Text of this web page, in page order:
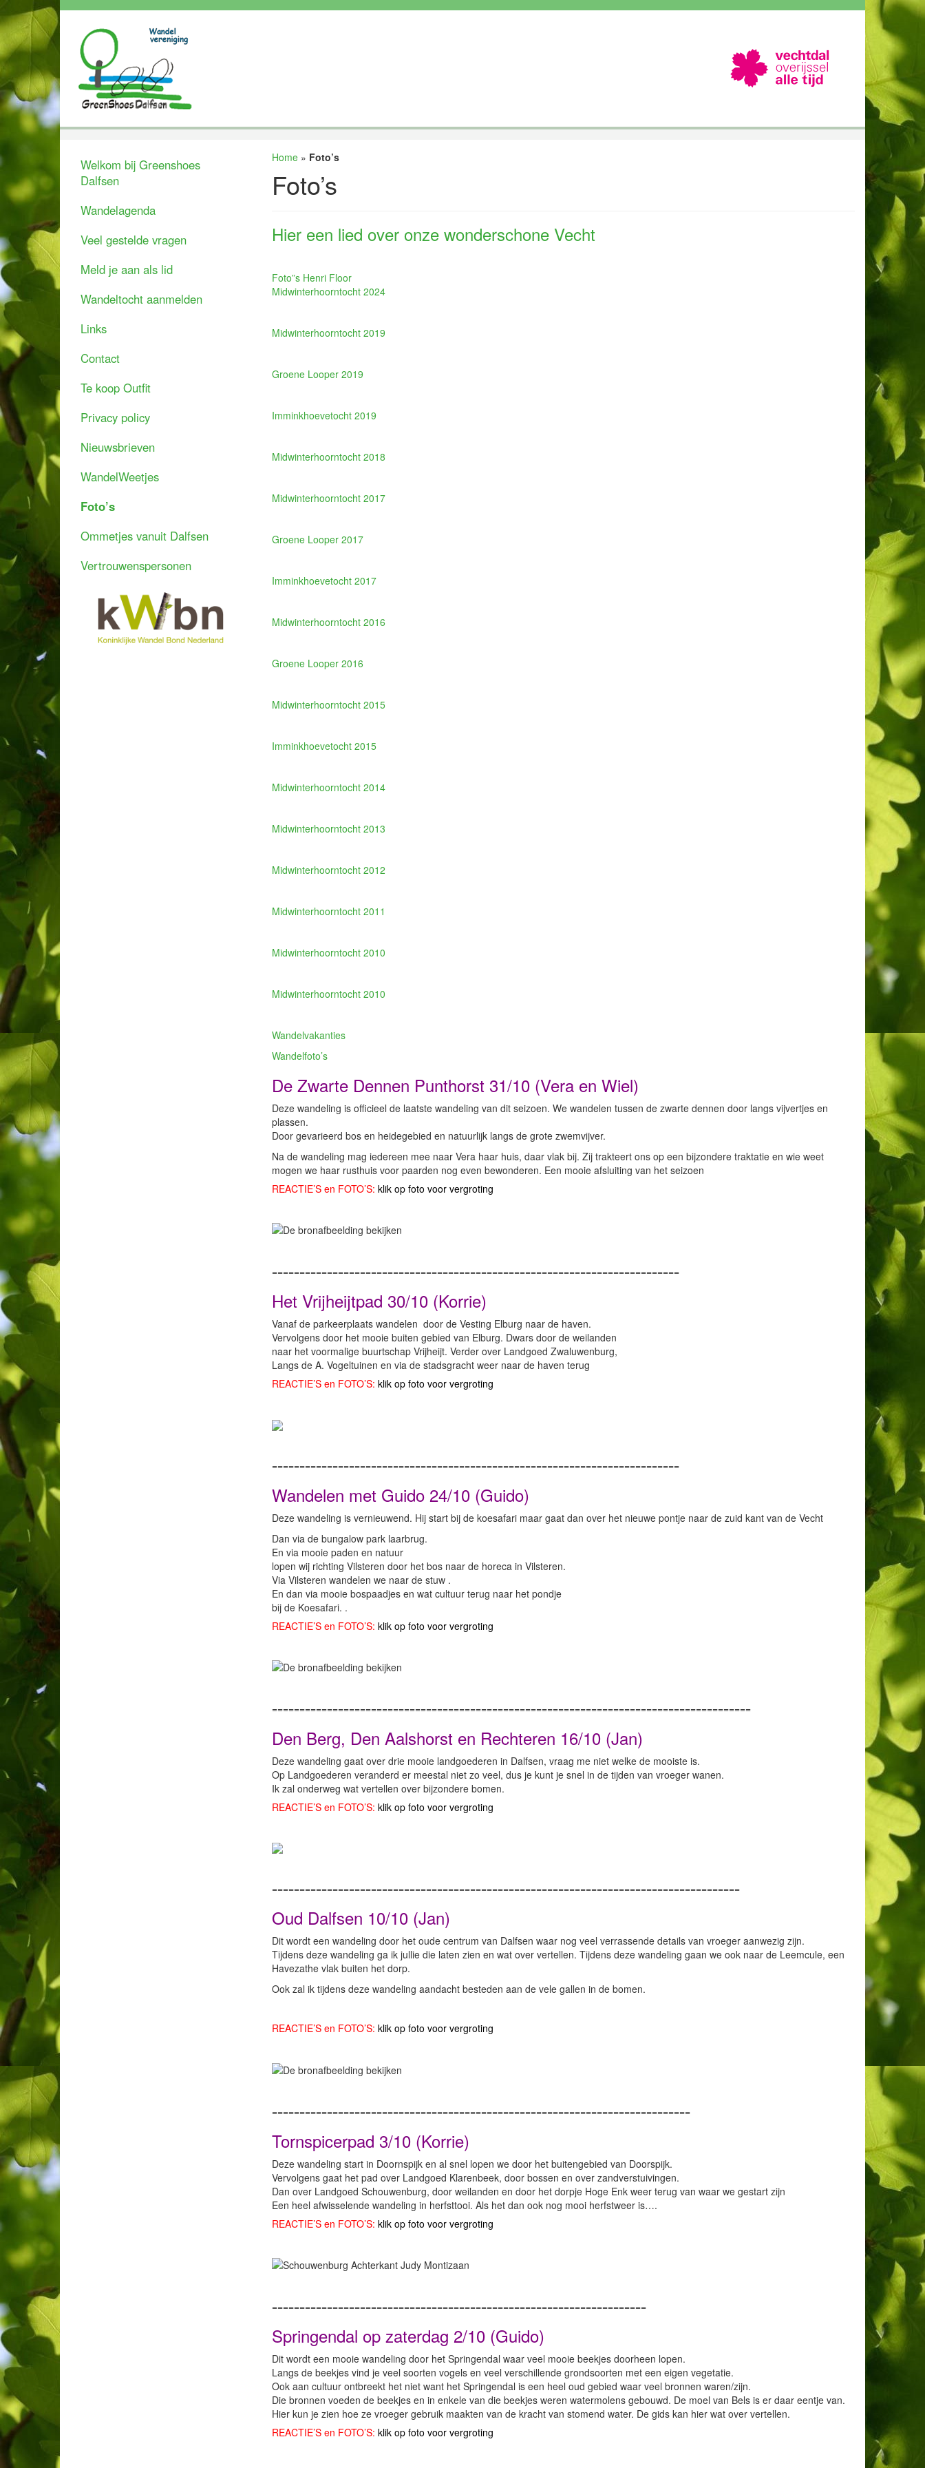
Welkom bij Greenshoes
Dalfsen
Wandelagenda
Veel gestelde vragen
Meld je aan als lid
Wandeltocht aanmelden
Links
Contact
Te koop Outfit
Privacy policy
Nieuwsbrieven
WandelWeetjes
Foto’s
Ommetjes vanuit Dalfsen
Vertrouwenspersonen
Home» Foto’s
Foto’s
Hier een lied over onze wonderschone Vecht
Foto”s Henri Floor
Midwinterhoorntocht 2024
Midwinterhoorntocht 2019
Groene Looper 2019
Imminkhoevetocht 2019
Midwinterhoorntocht 2018
Midwinterhoorntocht 2017
Groene Looper 2017
Imminkhoevetocht 2017
Midwinterhoorntocht 2016
Groene Looper 2016
Midwinterhoorntocht 2015
Imminkhoevetocht 2015
Midwinterhoorntocht 2014
Midwinterhoorntocht 2013
Midwinterhoorntocht 2012
Midwinterhoorntocht 2011
Midwinterhoorntocht 2010
Midwinterhoorntocht 2010
Wandelvakanties
Wandelfoto’s
De Zwarte Dennen Punthorst 31/10 (Vera en Wiel)
Deze wandeling is officieel de laatste wandeling van dit seizoen. We wandelen tussen de zwarte dennen door langs vijvertjes en
plassen.
Door gevarieerd bos en heidegebied en natuurlijk langs de grote zwemvijver.
Na de wandeling mag iedereen mee naar Vera haar huis, daar vlak bij. Zij trakteert ons op een bijzondere traktatie en wie weet
mogen we haar rusthuis voor paarden nog even bewonderen. Een mooie afsluiting van het seizoen
REACTIE’S en FOTO’S: klik op foto voor vergroting
==========================================================================
Het Vrijheijtpad 30/10 (Korrie)
Vanaf de parkeerplaats wandelen door de Vesting Elburg naar de haven.
Vervolgens door het mooie buiten gebied van Elburg. Dwars door de weilanden
naar het voormalige buurtschap Vrijheijt. Verder over Landgoed Zwaluwenburg,
Langs de A. Vogeltuinen en via de stadsgracht weer naar de haven terug
REACTIE’S en FOTO’S: klik op foto voor vergroting
==========================================================================
Wandelen met Guido 24/10 (Guido)
Deze wandeling is vernieuwend. Hij start bij de koesafari maar gaat dan over het nieuwe pontje naar de zuid kant van de Vecht
Dan via de bungalow park laarbrug.
En via mooie paden en natuur
lopen wij richting Vilsteren door het bos naar de horeca in Vilsteren.
Via Vilsteren wandelen we naar de stuw .
En dan via mooie bospaadjes en wat cultuur terug naar het pondje
bij de Koesafari. .
REACTIE’S en FOTO’S: klik op foto voor vergroting
=======================================================================================
Den Berg, Den Aalshorst en Rechteren 16/10 (Jan)
Deze wandeling gaat over drie mooie landgoederen in Dalfsen, vraag me niet welke de mooiste is.
Op Landgoederen veranderd er meestal niet zo veel, dus je kunt je snel in de tijden van vroeger wanen.
Ik zal onderweg wat vertellen over bijzondere bomen.
REACTIE’S en FOTO’S: klik op foto voor vergroting
=====================================================================================
Oud Dalfsen 10/10 (Jan)
Dit wordt een wandeling door het oude centrum van Dalfsen waar nog veel verrassende details van vroeger aanwezig zijn.
Tijdens deze wandeling ga ik jullie die laten zien en wat over vertellen. Tijdens deze wandeling gaan we ook naar de Leemcule, een
Havezathe vlak buiten het dorp.
Ook zal ik tijdens deze wandeling aandacht besteden aan de vele gallen in de bomen.
REACTIE’S en FOTO’S: klik op foto voor vergroting
============================================================================
Tornspicerpad 3/10 (Korrie)
Deze wandeling start in Doornspijk en al snel lopen we door het buitengebied van Doorspijk.
Vervolgens gaat het pad over Landgoed Klarenbeek, door bossen en over zandverstuivingen.
Dan over Landgoed Schouwenburg, door weilanden en door het dorpje Hoge Enk weer terug van waar we gestart zijn
Een heel afwisselende wandeling in herfsttooi. Als het dan ook nog mooi herfstweer is….
REACTIE’S en FOTO’S: klik op foto voor vergroting
====================================================================
Springendal op zaterdag 2/10 (Guido)
Dit wordt een mooie wandeling door het Springendal waar veel mooie beekjes doorheen lopen.
Langs de beekjes vind je veel soorten vogels en veel verschillende grondsoorten met een eigen vegetatie.
Ook aan cultuur ontbreekt het niet want het Springendal is een heel oud gebied waar veel bronnen waren/zijn.
Die bronnen voeden de beekjes en in enkele van die beekjes weren watermolens gebouwd. De moel van Bels is er daar eentje van.
Hier kun je zien hoe ze vroeger gebruik maakten van de kracht van stomend water. De gids kan hier wat over vertellen.
REACTIE’S en FOTO’S: klik op foto voor vergroting